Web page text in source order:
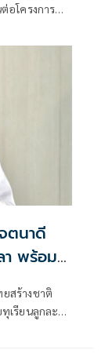
อโครงการ
ตนาดี
า พร้อม
สร้างชาติ
เรียนลูกละ